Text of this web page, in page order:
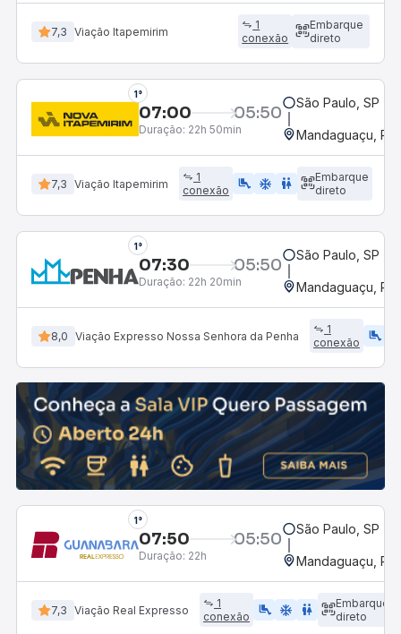
7,3 Viação Itapemirim
1
conexão
Embarque
direto
1°
07:00 05:50
Duração: 22h 50min
São Paulo, SP -
Mandaguaçu, PR
7,3 Viação Itapemirim
1
conexão
airline_seat_legroom_extra ac_unit wc
Embarque
direto
1°
07:30 05:50
Duração: 22h 20min
São Paulo, SP -
Mandaguaçu, PR
8,0 Viação Expresso Nossa Senhora da Penha
1
conexão
airline_seat_legroom_extra
1°
07:50 05:50
Duração: 22h
São Paulo, SP -
Mandaguaçu, PR
7,3 Viação Real Expresso
1
conexão
airline_seat_legroom_extra ac_unit WC
Embarque
direto